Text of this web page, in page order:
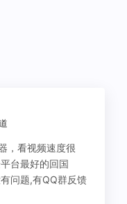
，看视频速度很
台最好的回国
问题,有QQ群反馈